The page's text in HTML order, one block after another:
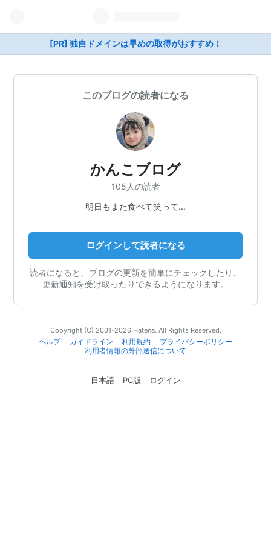
[PR] 独自ドメインは早めの取得がおすすめ！
このブログの読者になる
かんこブログ
105人の読者
明日もまた食べて笑って…
ログインして読者になる
読者になると、ブログの更新を簡単にチェックしたり、
更新通知を受け取ったりできるようになります。
Copyright (C) 2001-2026 Hatena. All Rights Reserved.
ヘルプ
ガイドライン 利用規約
プライバシーポリシー
利用者情報の外部送信について
日本語 PC版 ログイン